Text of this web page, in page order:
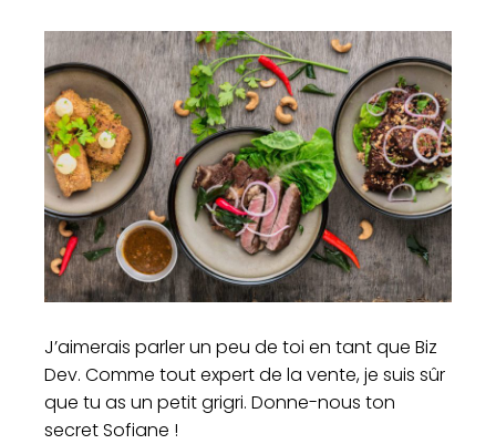
J’aimerais parler un peu de toi en tant que Biz
Dev. Comme tout expert de la vente, je suis sûr
que tu as un petit grigri. Donne-nous ton
secret Sofiane !